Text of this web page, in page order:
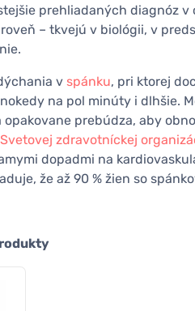
prehliadaných diagnóz
– tkvejú v biológii, v
v spánku, pri ktorej
na pol minúty i dlhšie.
prebúdza, aby
Svetovej zdravotníckej
dopadmi na
že až 90 % žien so